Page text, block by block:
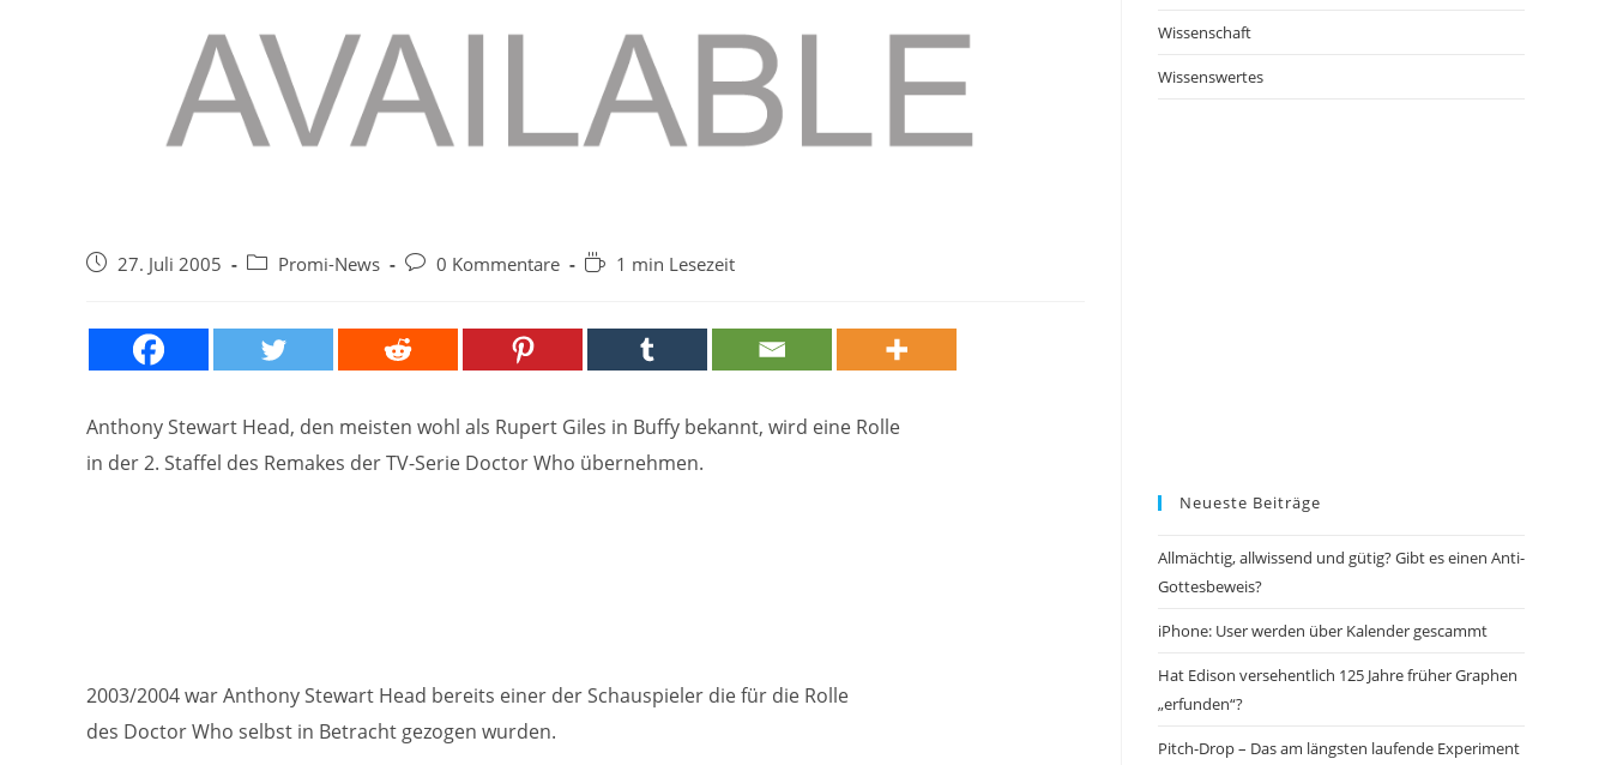
Beitrag27. Juli 2005
Beitrags-
Promi-News
Beitrags-
0 Kommentare Lesedauer:
1 min Lesezeit
Anthony Stewart Head, den meisten wohl als Rupert Giles in Buffy bekannt, wird eine Rolle
in der 2. Staffel des Remakes der TV-Serie Doctor Who übernehmen.
2003/2004 war Anthony Stewart Head bereits einer der Schauspieler die für die Rolle
des Doctor Who selbst in Betracht gezogen wurden.
Wissenschaft
Wissenswertes
Neueste Beiträge
Allmächtig, allwissend und gütig? Gibt es einen Anti-
Gottesbeweis?
iPhone: User werden über Kalender gescammt
Hat Edison versehentlich 125 Jahre früher Graphen
„erfunden“?
Pitch-Drop – Das am längsten laufende Experiment